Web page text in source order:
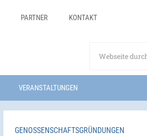
PARTNER KONTAKT
VERANSTALTUNGEN
GENOSSENSCHAFTSGRÜNDUNGEN